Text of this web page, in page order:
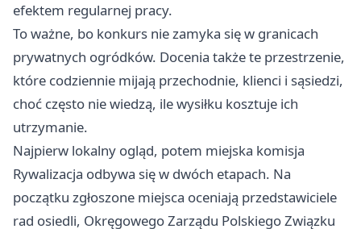
efektem regularnej pracy.
To ważne, bo konkurs nie zamyka się w granicach
prywatnych ogródków. Docenia także te przestrzenie,
które codziennie mijają przechodnie, klienci i sąsiedzi,
choć często nie wiedzą, ile wysiłku kosztuje ich
utrzymanie.
Najpierw lokalny ogląd, potem miejska komisja
Rywalizacja odbywa się w dwóch etapach. Na
początku zgłoszone miejsca oceniają przedstawiciele
rad osiedli, Okręgowego Zarządu Polskiego Związku